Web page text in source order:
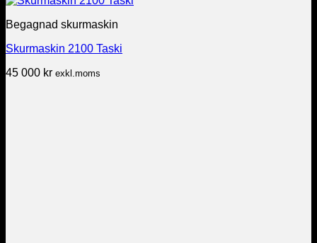
Begagnad skurmaskin
Skurmaskin 2100 Taski
45 000 kr exkl.moms